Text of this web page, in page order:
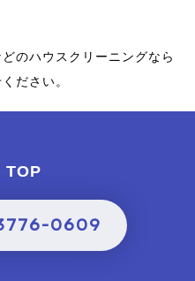
のハウスクリーニングなら
ださい。
TOP
0609